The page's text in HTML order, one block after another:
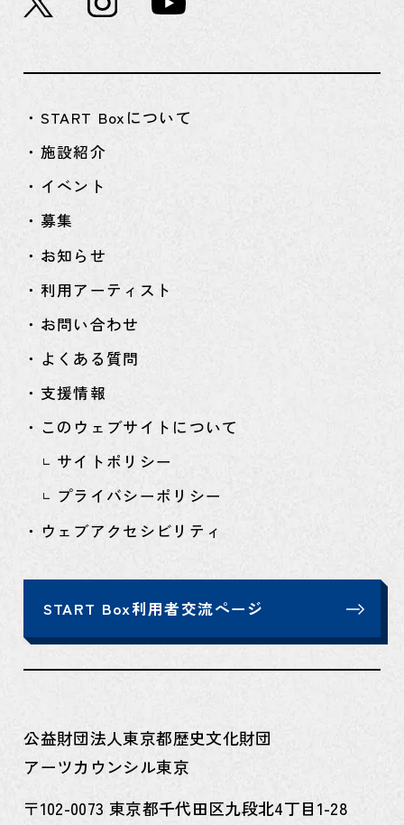
公益財団法人東京都歴史文化財団
アーツカウンシル東京
〒102-0073 東京都千代田区九段北4丁目1-28
・START Boxについて
・施設紹介
・イベント
・募集
・お知らせ
・利用アーティスト
・お問い合わせ
・よくある質問
・支援情報
・このウェブサイトについて
サイトポリシー
プライバシーポリシー
・ウェブアクセシビリティ
START Box利用者交流ページ